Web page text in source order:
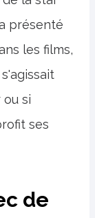
présenté
les films,
si
ses
de